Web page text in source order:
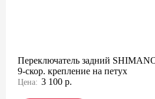
Переключатель задний
9-скор. крепление на петух
Цена: 3 100 р.